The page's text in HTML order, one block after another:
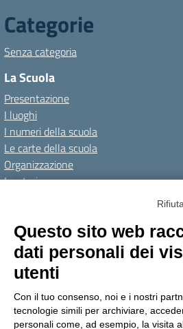
Categorie
Senza categoria
La Scuola
Presentazione
I luoghi
I numeri della scuola
Le carte della scuola
Organizzazione
La storia
Personale scolastico
Famiglie e studenti
Percorsi di studio
Offerta formativa
I progetti delle classi
Questo sito web
dati personali dei
utenti
Con il tuo consenso, noi e i nostri
tecnologie simili per archiviare,
personali come, ad esempio, la visita